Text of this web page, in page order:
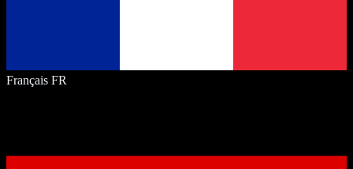
Français FR